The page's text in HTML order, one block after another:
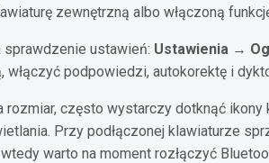
zewnętrzną albo włączoną
ustawień: Ustawienia →
podpowiedzi, autokorektę i
rozmiar, często wystarczy dotknąć
Przy podłączonej klawiaturze
warto na moment rozłączyć